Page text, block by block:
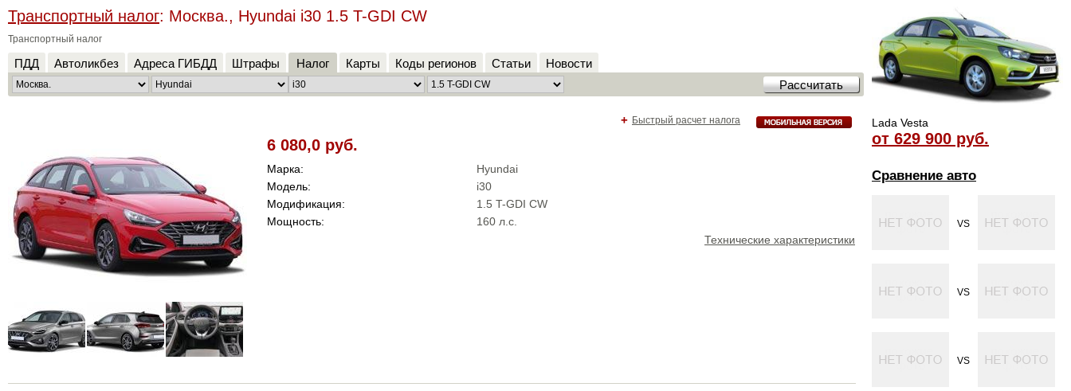
Lada Vesta
от 629 900 руб.
Сравнение авто
VS
VS
VS
Транспортный налог: Москва., Hyundai i30 1.5 T-GDI CW
Транспортный налог
ПДД Автоликбез Адреса ГИБДД Штрафы Налог Карты Коды регионов Статьи Новости
+ Быстрый расчет налога
6 080,0 руб.
Марка:
Hyundai
Модель:
i30
Модификация:
1.5 T-GDI CW
Мощность:
160 л.с.
Технические характеристики